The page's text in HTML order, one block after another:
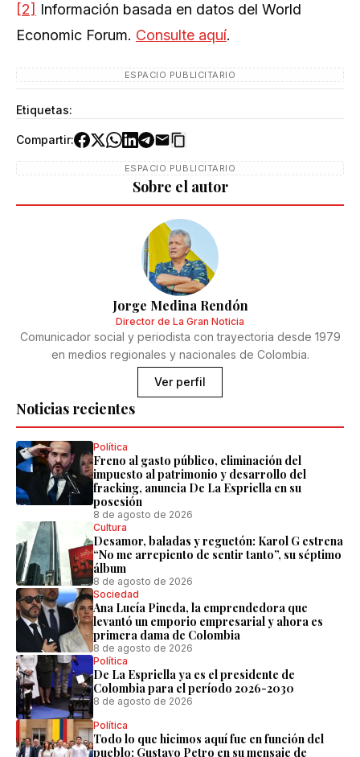
[2] Información basada en datos del World
Economic Forum. Consulte aquí.
ESPACIO PUBLICITARIO
Etiquetas:
Compartir:
ESPACIO PUBLICITARIO
Noticias recientes
Política
Freno al gasto público, eliminación del
impuesto al patrimonio y desarrollo del
fracking, anuncia De La Espriella en su
posesión
8 de agosto de 2026
Cultura
Desamor, baladas y reguetón: Karol G estrena
“No me arrepiento de sentir tanto”, su séptimo
álbum
8 de agosto de 2026
Sociedad
Ana Lucía Pineda, la emprendedora que
levantó un emporio empresarial y ahora es
primera dama de Colombia
8 de agosto de 2026
Política
De La Espriella ya es el presidente de
Colombia para el período 2026-2030
8 de agosto de 2026
Política
Todo lo que hicimos aquí fue en función del
pueblo: Gustavo Petro en su mensaje de
Sobre el autor
Jorge Medina Rendón
Director de La Gran Noticia
Comunicador social y periodista con trayectoria desde 1979
en medios regionales y nacionales de Colombia.
Ver perfil